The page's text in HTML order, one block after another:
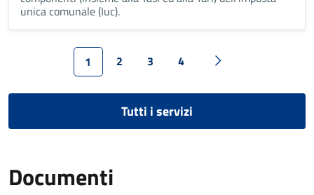
unica comunale (Iuc).
1 2 3 4
Tutti i servizi
Documenti